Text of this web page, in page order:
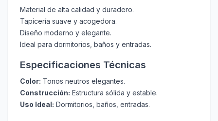
Material de alta calidad y duradero.
Tapicería suave y acogedora.
Diseño moderno y elegante.
Ideal para dormitorios, baños y entradas.
Especificaciones Técnicas
Color: Tonos neutros elegantes.
Construcción: Estructura sólida y estable.
Uso Ideal: Dormitorios, baños, entradas.